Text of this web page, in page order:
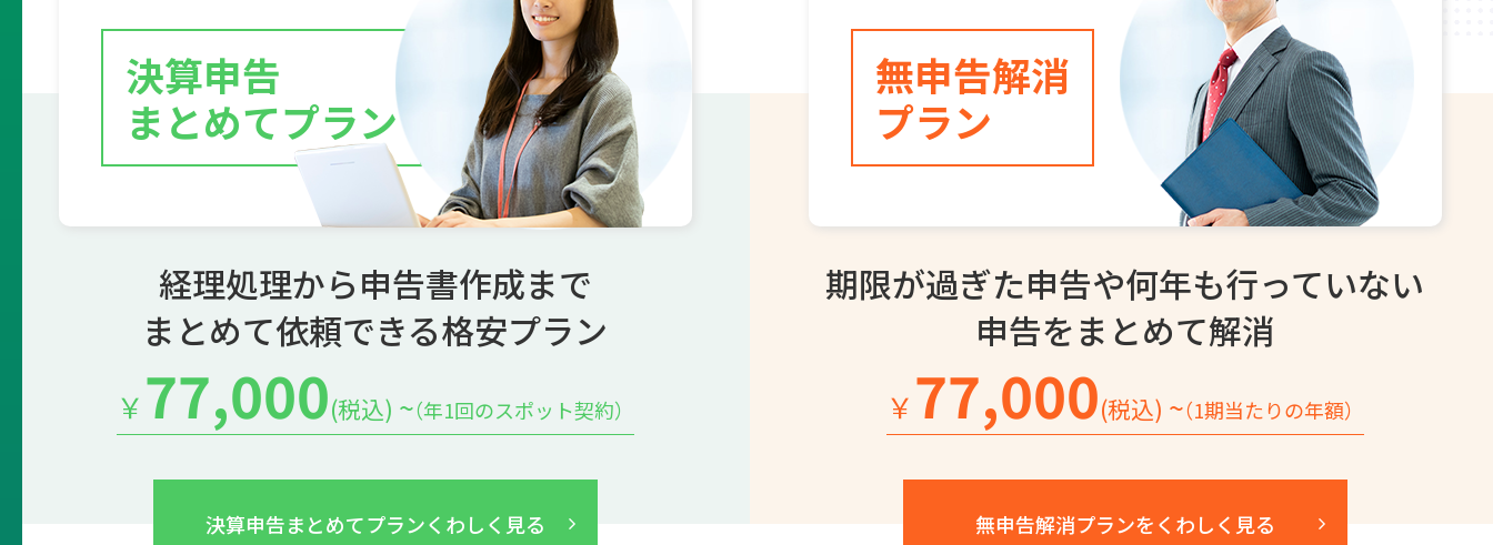
決算申告
まとめてプラン
経理処理から申告書作成まで
まとめて依頼できる格安プラン
￥77,000(税込) ~
（年1回のスポット契約）
決算申告まとめてプランくわしく見る
無申告解消
プラン
期限が過ぎた申告や何年も行っていない
申告をまとめて解消
￥77,000(税込) ~
（1期当たりの年額）
無申告解消プランをくわしく見る